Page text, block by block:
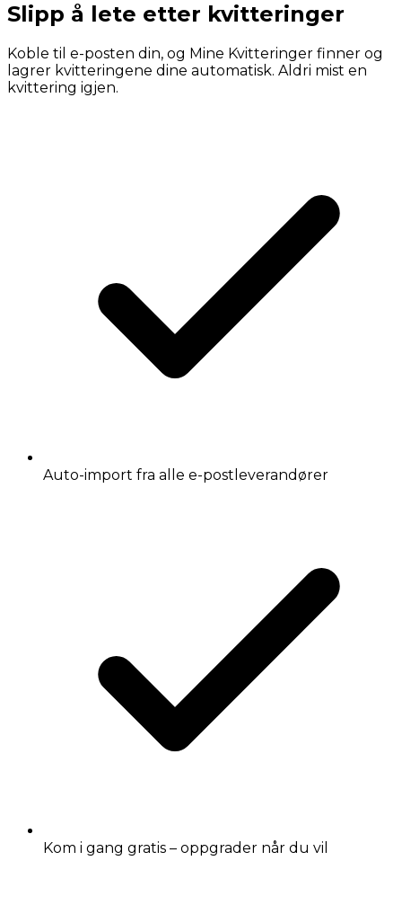
Slipp å lete etter kvitteringer
Koble til e-posten din, og Mine Kvitteringer finner og
lagrer kvitteringene dine automatisk. Aldri mist en
kvittering igjen.
Auto-import fra alle e-postleverandører
Kom i gang gratis – oppgrader når du vil